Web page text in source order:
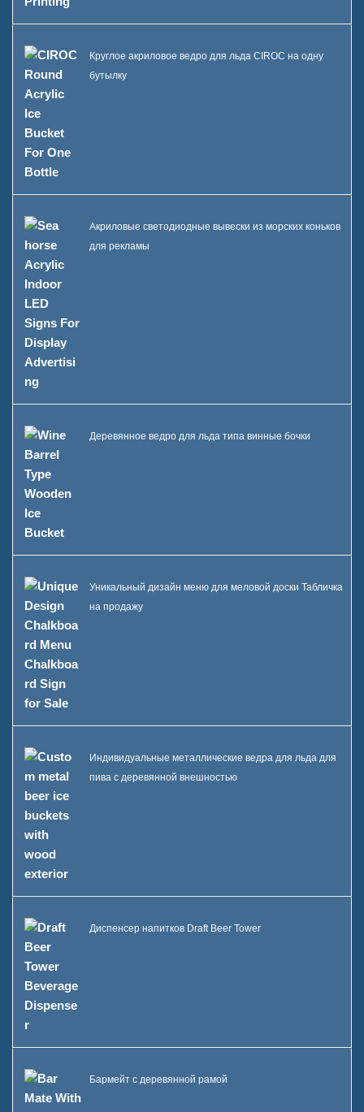
Круглое акриловое ведро для льда CIROC на одну
бутылку
Акриловые светодиодные вывески из морских коньков
для рекламы
Деревянное ведро для льда типа винные бочки
Уникальный дизайн меню для меловой доски Табличка
на продажу
Индивидуальные металлические ведра для льда для
пива с деревянной внешностью
Диспенсер напитков Draft Beer Tower
Бармейт с деревянной рамой